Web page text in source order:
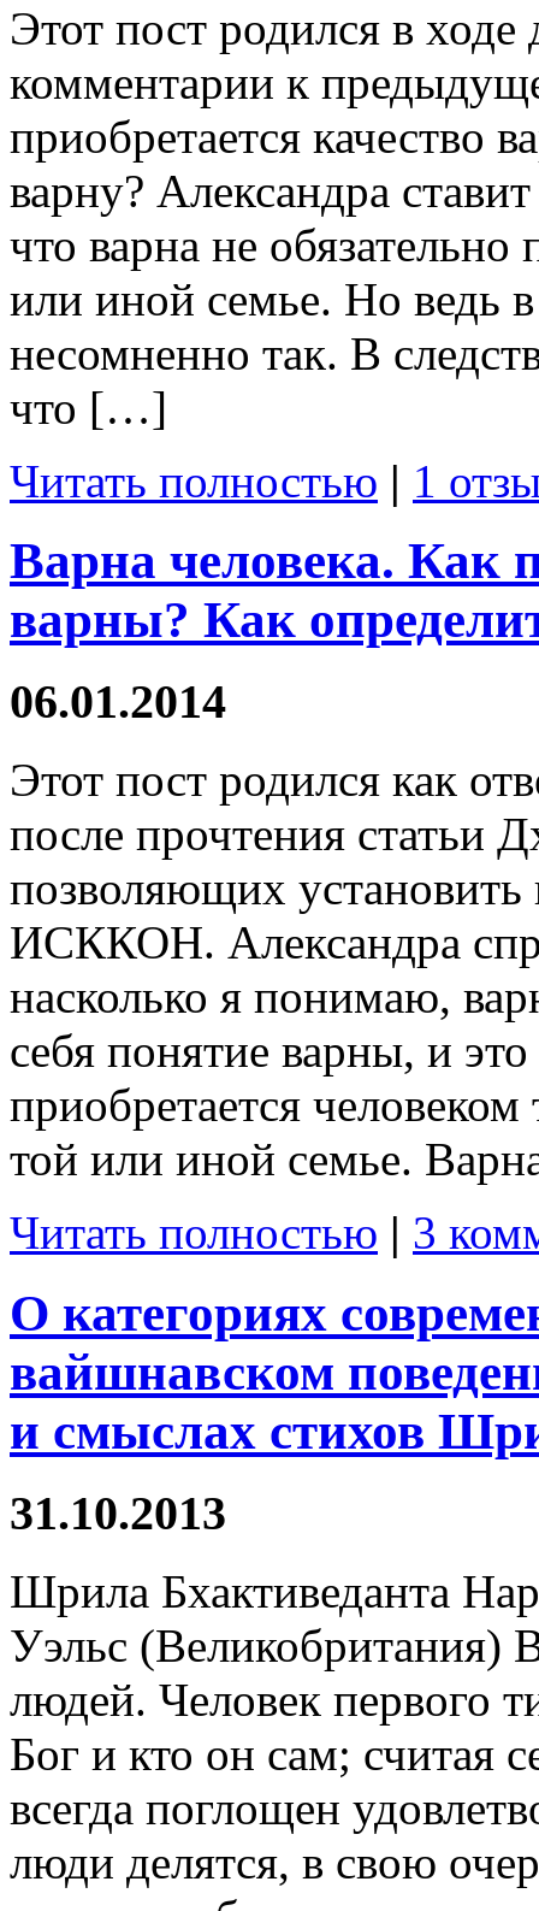
Этот пост родился в
комментарии к
приобретается качество
варну? Александра
что варна не
или иной семье. Но ведь
несомненно так. В
что […]
Читать полностью | 1
Варна человека. Как
варны? Как
06.01.2014
Этот пост родился как
после прочтения статьи
позволяющих
ИСККОН. Александра
насколько я понимаю,
себя понятие варны, и это
приобретается
той или иной семье.
Читать полностью | 3
О категориях
вайшнавском
и смыслах стихов
31.10.2013
Шрила Бхактиведанта
Уэльс (Великобритания)
людей. Человек первого
Бог и кто он сам; считая
всегда поглощен
люди делятся, в свою